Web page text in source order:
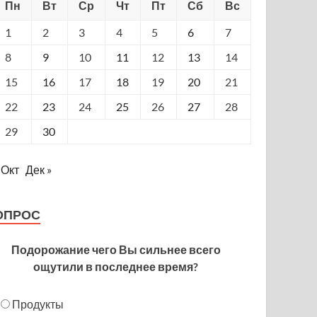
Пн
Вт Ср Чт Пт Сб
Вс
1
2 3 4 5 6
7
8
9 10 11 12 13
14
15
16 17 18 19 20
21
22
23 24 25 26 27
28
29
30
Окт Дек »
Подорожание чего Вы сильнее всего
ощутили в последнее время?
Продукты